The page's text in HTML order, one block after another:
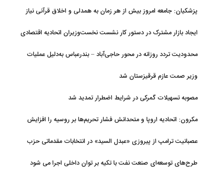
پزشکیان: جامعه امروز بیش از هر زمان به همدلی و اخلاق قرآنی نیاز
ایجاد بازار مشترک در دستور کار نشست نخست‌وزیران اتحادیه اقتصادی
محدودیت تردد روزانه در محور حاجی‌آباد – بندرعباس به‌دلیل عملیات
وزیر صمت عازم قرقیزستان شد
مصوبه تسهیلات گمرکی در شرایط اضطرار تمدید شد
مکرون: اتحادیه اروپا و متحدانش فشار تحریم‌ها بر روسیه را افزایش
عصبانیت ترامپ از پیروزی «عبدل السید» در انتخابات مقدماتی حزب
طرح‌های توسعه‌ای صنعت نفت با تکیه بر توان داخلی اجرا می شود